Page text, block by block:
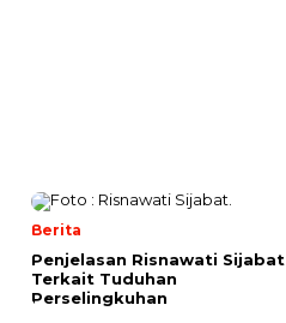
Berita
Penjelasan Risnawati Sijabat
Terkait Tuduhan
Perselingkuhan